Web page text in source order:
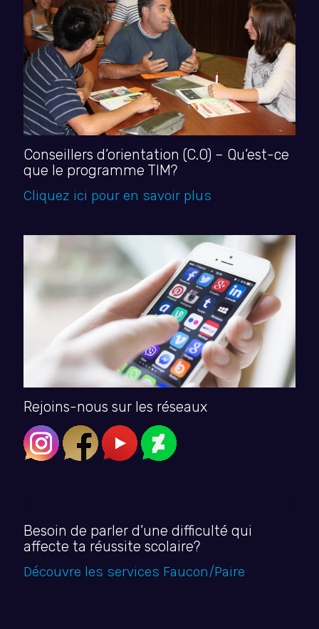
Conseillers d’orientation (C.O) – Qu’est-ce
que le programme TIM?
Cliquez ici pour en savoir plus
Rejoins-nous sur les réseaux
Besoin de parler d’une difficulté qui
affecte ta réussite scolaire?
Découvre les services Faucon/Paire